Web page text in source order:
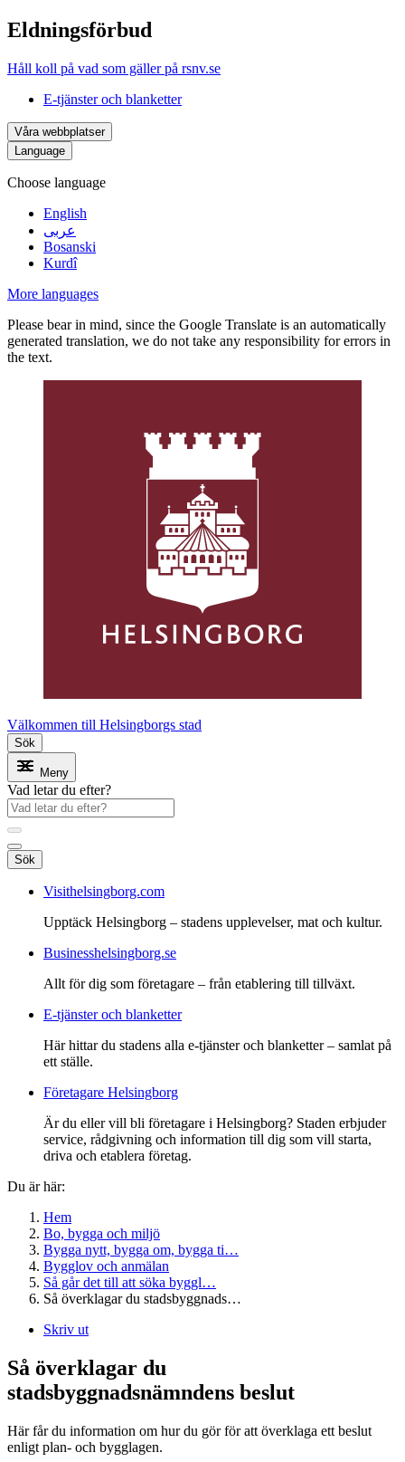
Eldningsförbud
Håll koll på vad som gäller på rsnv.se
E-tjänster och blanketter
Våra webbplatser
Language
Choose language
English
عربى
Bosanski
Kurdî
More languages
Please bear in mind, since the Google Translate is an automatically
generated translation, we do not take any responsibility for errors in
the text.
Välkommen till Helsingborgs stad
Sök
Meny
Vad letar du efter?
Sök
Visithelsingborg.com
Upptäck Helsingborg – stadens upplevelser, mat och kultur.
Businesshelsingborg.se
Allt för dig som företagare – från etablering till tillväxt.
E-tjänster och blanketter
Här hittar du stadens alla e-tjänster och blanketter – samlat på
ett ställe.
Företagare Helsingborg
Är du eller vill bli företagare i Helsingborg? Staden erbjuder
service, rådgivning och information till dig som vill starta,
driva och etablera företag.
Du är här:
Hem
Bo, bygga och miljö
Bygga nytt, bygga om, bygga ti…
Bygglov och anmälan
Så går det till att söka byggl…
Så överklagar du stadsbyggnads…
Skriv ut
Så överklagar du
stadsbyggnadsnämndens beslut
Här får du information om hur du gör för att överklaga ett beslut
enligt plan- och bygglagen.